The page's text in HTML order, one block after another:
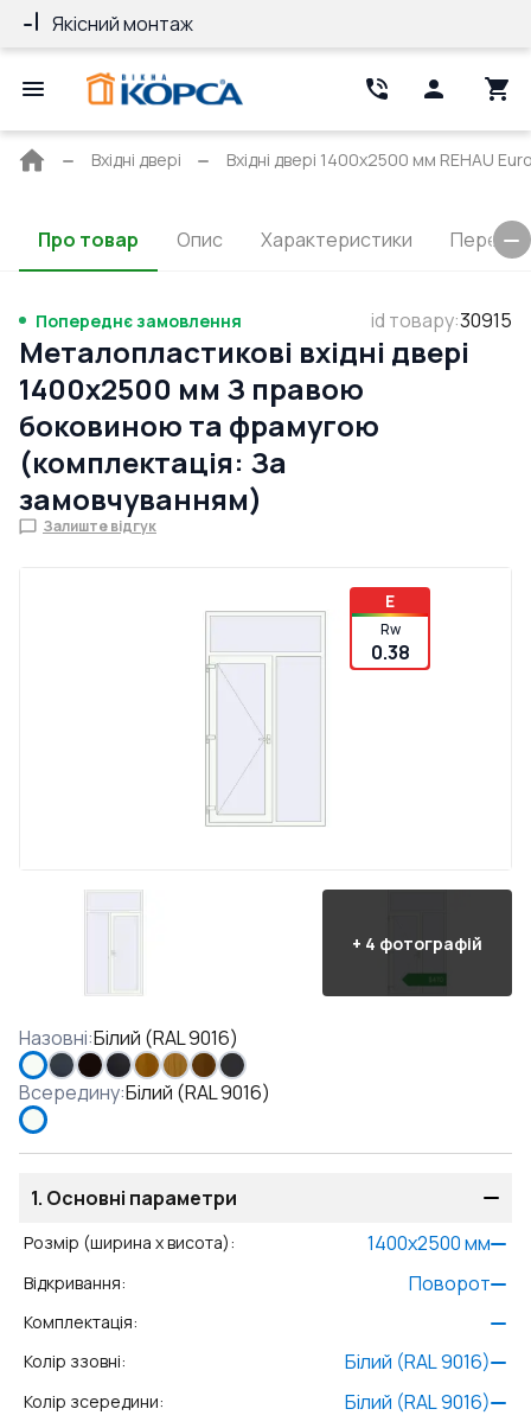
Якісний монтаж
Головна
Вхідні двері Вхідні двері 1400x2500 мм REHAU
Про товар Опис Характеристики
Попереднє замовлення id товару:30915
Металопластикові вхідні двері
1400x2500 мм З правою
боковиною та фрамугою
(комплектація: За
замовчуванням)
Залиште відгук
E
Rw
0.38
+ 4 фотографій
Назовні:Білий (RAL 9016)
Всередину:Білий (RAL 9016)
1. Основні параметри
Розмір (ширина x висота): 1400x2500мм
Відкривання: Поворот
Комплектація:
Колір ззовні: Білий (RAL 9016)
Колір зсередини: Білий (RAL 9016)